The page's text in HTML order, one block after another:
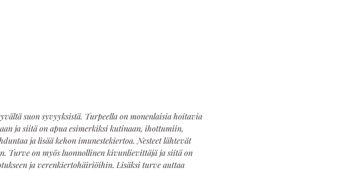
suon syvyyksistä. Turpeella on monenlaisia hoitavia
ja siitä on apua esimerkiksi kutinaan, ihottumiin,
ja lisää kehon imunestekiertoa. Nesteet lähtevät
Turve on myös luonnollinen kivunlievittäjä ja siitä on
ja verenkiertohäiriöihin. Lisäksi turve auttaa